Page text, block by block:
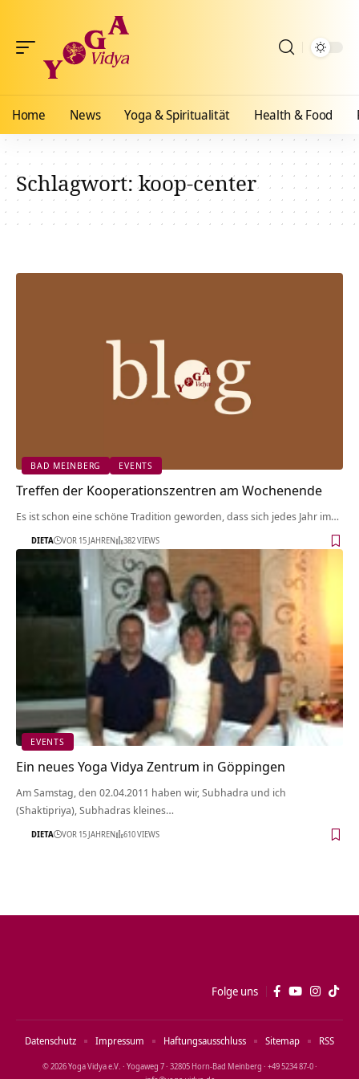
Home News Yoga & Spiritualität Health & Food
Schlagwort:koop-center
BAD MEINBERG EVENTS
Treffen der Kooperationszentren am Wochenende
Es ist schon eine schöne Tradition geworden, dass sich jedes Jahr im…
DIETA VOR 15 JAHREN 382 VIEWS
EVENTS
Ein neues Yoga Vidya Zentrum in Göppingen
Am Samstag, den 02.04.2011 haben wir, Subhadra und ich
(Shaktipriya), Subhadras kleines…
DIETA VOR 15 JAHREN 610 VIEWS
Folge uns
© 2026 Yoga Vidya e.V. · Yogaweg 7 · 32805 Horn‑Bad Meinberg · +49 5234 87‑0 ·
Datenschutz Impressum Haftungsausschluss Sitemap RSS